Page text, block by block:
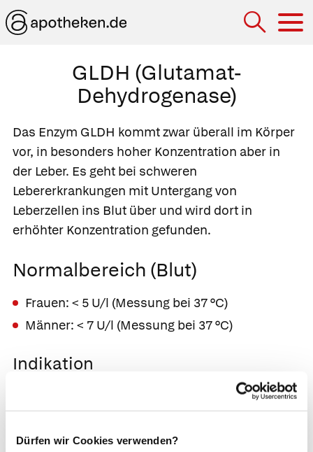
Dürfen wir Cookies verwenden?
GLDH (Glutamat-
Dehydrogenase)
Das Enzym GLDH kommt zwar überall im Körper
vor, in besonders hoher Konzentration aber in
der Leber. Es geht bei schweren
Lebererkrankungen mit Untergang von
Leberzellen ins Blut über und wird dort in
erhöhter Konzentration gefunden.
Normalbereich (Blut)
Frauen: < 5 U/l (Messung bei 37 °C)
Männer: < 7 U/l (Messung bei 37 °C)
Indikation
Schweregradeinschätzung von
Lebererkrankungen (Leberlabor)